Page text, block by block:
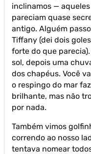
inclinamos —
pareciam quase
antigo. Alguém
Tiffany (dei dois
forte do que
sol, depois uma
dos chapéus. Você
o respingo do mar
brilhante, mas não
por nada.
Também vimos
correndo ao nosso
tentava nomear